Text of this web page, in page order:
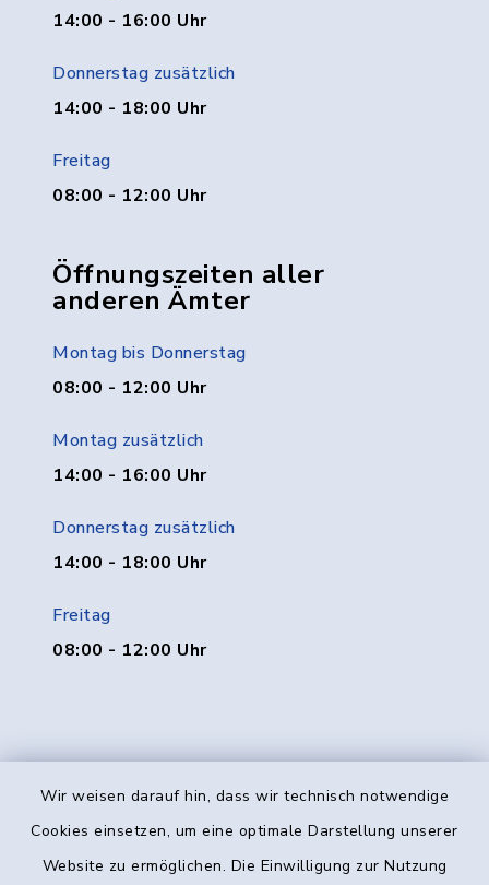
Wir weisen darauf hin, dass wir technisch notwendige
Cookies einsetzen, um eine optimale Darstellung unserer
Website zu ermöglichen. Die Einwilligung zur Nutzung
14:00 - 16:00 Uhr
Donnerstag zusätzlich
14:00 - 18:00 Uhr
Freitag
08:00 - 12:00 Uhr
Öffnungszeiten aller
anderen Ämter
Montag bis Donnerstag
08:00 - 12:00 Uhr
Montag zusätzlich
14:00 - 16:00 Uhr
Donnerstag zusätzlich
14:00 - 18:00 Uhr
Freitag
08:00 - 12:00 Uhr
Kontakt